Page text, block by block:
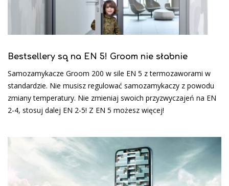
Bestsellery są na EN 5! Groom nie słabnie
Samozamykacze Groom 200 w sile EN 5 z termozaworami w
standardzie. Nie musisz regulować samozamykaczy z powodu
zmiany temperatury. Nie zmieniaj swoich przyzwyczajeń na EN
2-4, stosuj dalej EN 2-5! Z EN 5 możesz więcej!